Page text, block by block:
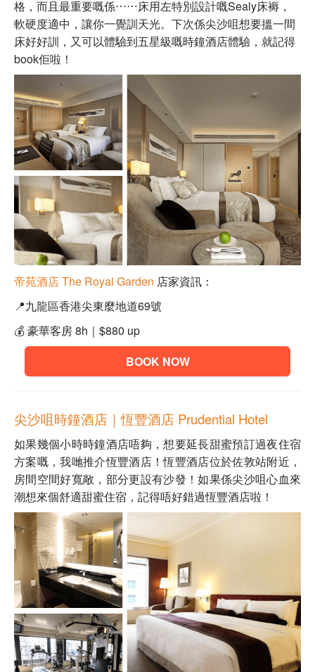
格，而且最重要嘅係⋯⋯床用左特別設計嘅Sealy床褥 ，
軟硬度適中，讓你一覺訓天光。 下次係尖沙咀想要搵一間
床好好訓，又可以體驗到五星級嘅時鐘酒店體驗，就記得
book佢啦！
帝苑酒店The Royal Garden 店家資訊：
📍九龍區香港尖東麼地道69號
💰豪華客房 8h｜ $880 up
BOOK NOW
尖沙咀時鐘酒店｜恆豐酒店 Prudential Hotel
如果幾個小時時鐘酒店唔夠，想要延長甜蜜預訂過夜住宿
方案嘅，我哋推介恆豐酒店！恆豐酒店位於佐敦站附近，
房間空間好寬敞，部分更設有沙發！如果係尖沙咀心血來
潮想來個舒適甜蜜住宿，記得唔好錯過恆豐酒店啦！